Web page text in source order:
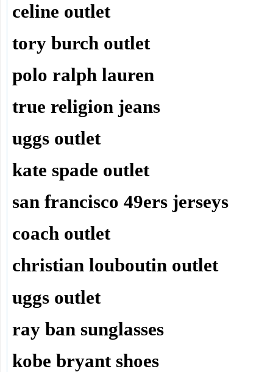
celine outlet
tory burch outlet
polo ralph lauren
true religion jeans
uggs outlet
kate spade outlet
san francisco 49ers jerseys
coach outlet
christian louboutin outlet
uggs outlet
ray ban sunglasses
kobe bryant shoes